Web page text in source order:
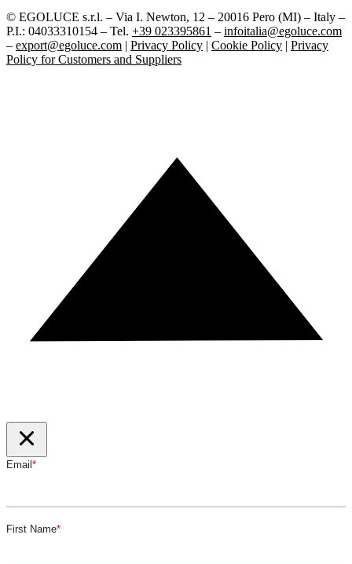
© EGOLUCE s.r.l. – Via I. Newton, 12 – 20016 Pero (MI) – Italy –
P.I.: 04033310154 – Tel. +39 023395861 – infoitalia@egoluce.com
– export@egoluce.com | Privacy Policy | Cookie Policy | Privacy
Policy for Customers and Suppliers